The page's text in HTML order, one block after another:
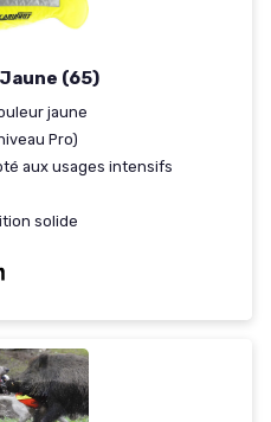
(65)
jaune
Pro)
aux usages intensifs
solide